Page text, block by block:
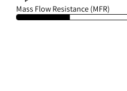
Mass Flow Resistance (MFR)